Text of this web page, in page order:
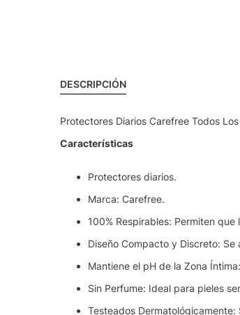
DESCRIPCIÓN
Protectores Diarios Carefree Todos
Características
Protectores diarios.
Marca: Carefree.
100% Respirables: Permiten
Diseño Compacto y Discreto:
Mantiene el pH de la Zona
Sin Perfume: Ideal para pieles
Testeados Dermatológicamente: